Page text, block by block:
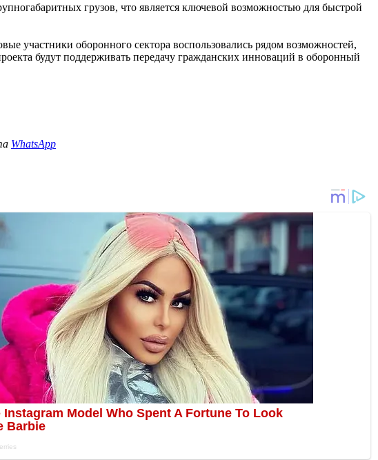
грузов, что является ключевой возможностью для быстрой
участники оборонного сектора воспользовались рядом возможностей,
будут поддерживать передачу гражданских инноваций в оборонный
WhatsApp